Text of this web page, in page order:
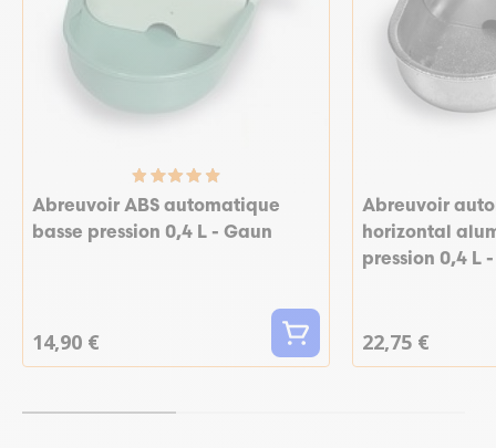
Abreuvoir ABS automatique
basse pression 0,4 L - Gaun
14,90 €
Abreuvoir
horizontal
pression 0,4 L
22,75 €